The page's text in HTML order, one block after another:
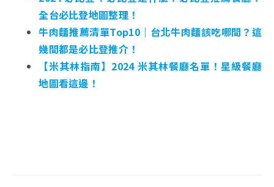
全台必比登地圖整理！
牛肉麵推薦清單Top10｜台北牛肉麵該吃哪間？這
幾間都是必比登推介！
【米其林指南】2024 米其林餐廳名單！星級餐廳
地圖看這邊！